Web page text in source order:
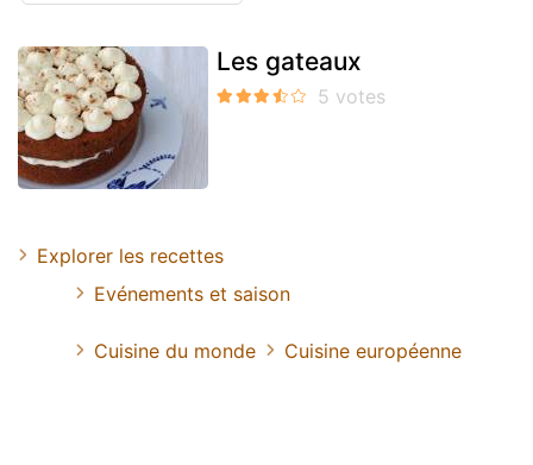
Les gateaux
Explorer les recettes
Evénements et saison
Cuisine du monde Cuisine européenne